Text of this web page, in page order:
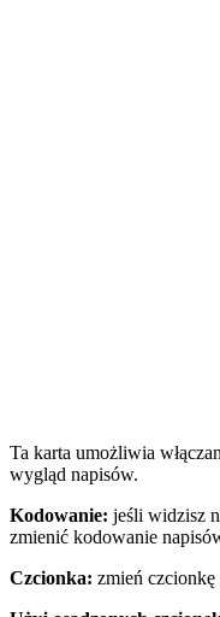
Ta karta umożliwia
wygląd napisów.
Kodowanie: jeśli widzisz
zmienić kodowanie
Czcionka: zmień czcionkę